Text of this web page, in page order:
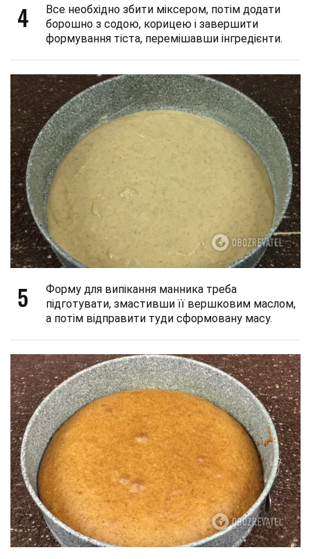
4
Все необхідно збити міксером, потім додати
борошно з содою, корицею і завершити
формування тіста, перемішавши інгредієнти.
5
Форму для випікання манника треба
підготувати, змастивши її вершковим маслом,
а потім відправити туди сформовану масу.